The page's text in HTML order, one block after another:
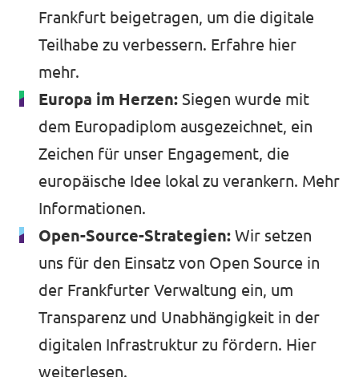
Frankfurt beigetragen, um die digitale
Teilhabe zu verbessern. Erfahre hier
mehr.
Europa im Herzen: Siegen wurde mit
dem Europadiplom ausgezeichnet, ein
Zeichen für unser Engagement, die
europäische Idee lokal zu verankern. Mehr
Informationen.
Open-Source-Strategien: Wir setzen
uns für den Einsatz von Open Source in
der Frankfurter Verwaltung ein, um
Transparenz und Unabhängigkeit in der
digitalen Infrastruktur zu fördern. Hier
weiterlesen.